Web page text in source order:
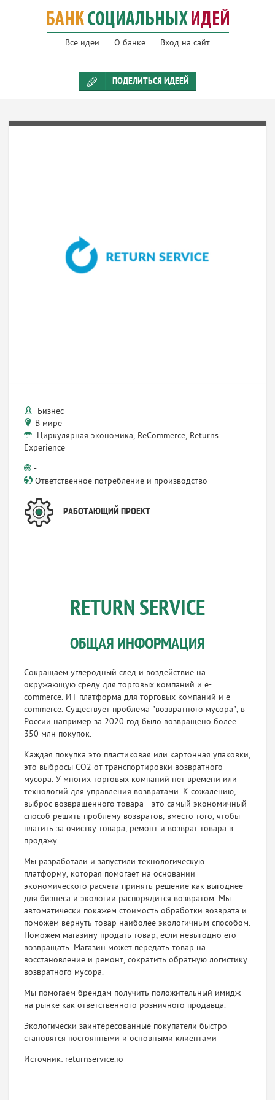
Все идеи О банке Вход на сайт
ПОДЕЛИТЬСЯ ИДЕЕЙ
Бизнес
В мире
Циркулярная экономика, ReCommerce, Returns
Experience
-
Ответственное потребление и производство
РАБОТАЮЩИЙ ПРОЕКТ
RETURN SERVICE
ОБЩАЯ ИНФОРМАЦИЯ
Сокращаем углеродный след и воздействие на
окружающую среду для торговых компаний и e-
commerce. ИТ платформа для торговых компаний и e-
commerce. Существует проблема "возвратного мусора", в
России например за 2020 год было возвращено более
350 млн покупок.
Каждая покупка это пластиковая или картонная упаковки,
это выбросы СО2 от транспортировки возвратного
мусора. У многих торговых компаний нет времени или
технологий для управления возвратами. К сожалению,
выброс возвращенного товара - это самый экономичный
способ решить проблему возвратов, вместо того, чтобы
платить за очистку товара, ремонт и возврат товара в
продажу.
Мы разработали и запустили технологическую
платформу, которая помогает на основании
экономического расчета принять решение как выгоднее
для бизнеса и экологии распорядится возвратом. Мы
автоматически покажем стоимость обработки возврата и
поможем вернуть товар наиболее экологичным способом.
Поможем магазину продать товар, если невыгодно его
возвращать. Магазин может передать товар на
восстановление и ремонт, сократить обратную логистику
возвратного мусора.
Мы помогаем брендам получить положительный имидж
на рынке как ответственного розничного продавца.
Экологически заинтересованные покупатели быстро
становятся постоянными и основными клиентами
Источник: returnservice.io